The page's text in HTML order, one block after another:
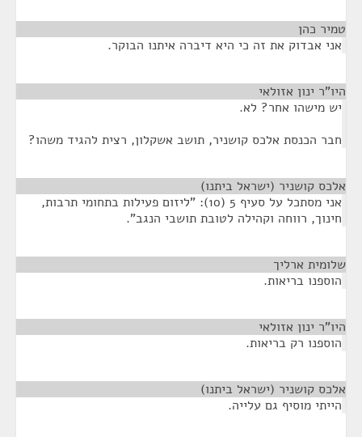
טמיר כהן
אני אבדוק את זה כי היא דיברה איתנו הבוקר.
היו"ר ינון אזולאי
יש מישהו אחר? לא.
חבר הכנסת אלכס קושניר, תושב אשקלון, רצית להגיד משהו?
אלכס קושניר (ישראל ביתנו)
אני מסתכל על סעיף 5 (10): "ליזום פעילות בתחומי תרבות,
חינוך, רווחה וקהילה לטובת תושבי הנגב".
שלומית ארליך
הוספנו בריאות.
היו"ר ינון אזולאי
הוספנו רק בריאות.
אלכס קושניר (ישראל ביתנו)
הייתי מוסיף גם עלייה.